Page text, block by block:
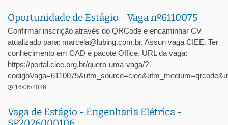
Oportunidade de Estágio - Vaga nº6110075
Confirmar inscrição através do QRCode e encaminhar CV
atualizado para: marcela@lubing.com.br. Assun vaga CIEE. Ter
conhecimento em CAD e pacote Office. URL da vaga:
https://portal.ciee.org.br/quero-uma-vaga/?
16/06/2026
Vaga de Estágio - Engenharia Elétrica -